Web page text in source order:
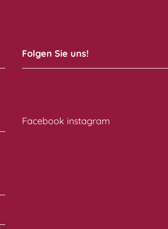
Folgen Sie uns!
Facebook instagram